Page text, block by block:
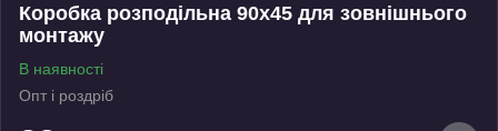
Коробка розподільна 90х45 для зовнішнього
монтажу
В наявності
Опт і роздріб